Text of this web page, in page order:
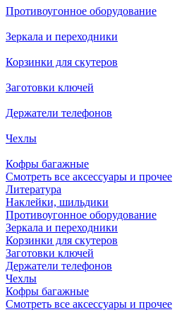
Противоугонное оборудование
Зеркала и переходники
Корзинки для скутеров
Заготовки ключей
Держатели телефонов
Чехлы
Кофры багажные
Смотреть все аксессуары и прочее
Литература
Наклейки, шильдики
Противоугонное оборудование
Зеркала и переходники
Корзинки для скутеров
Заготовки ключей
Держатели телефонов
Чехлы
Кофры багажные
Смотреть все аксессуары и прочее